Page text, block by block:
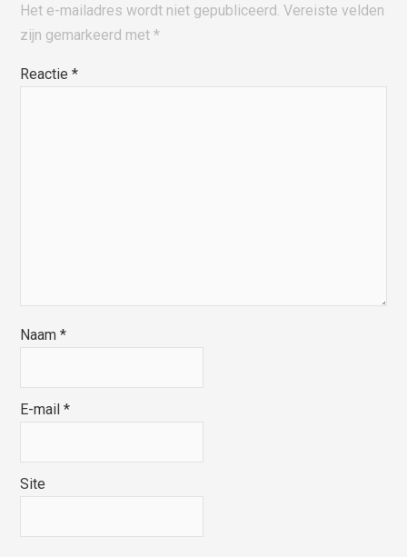
Het e-mailadres wordt niet gepubliceerd. Vereiste velden
zijn gemarkeerd met*
Reactie*
Naam*
E-mail*
Site